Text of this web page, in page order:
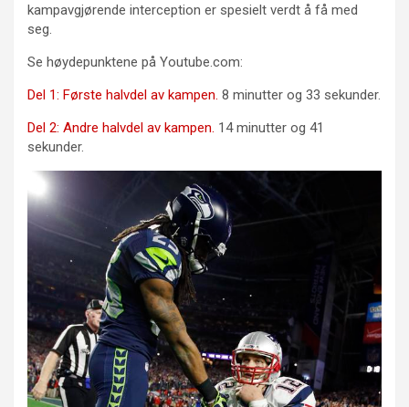
kampavgjørende interception er spesielt verdt å få med
seg.
Se høydepunktene på Youtube.com:
Del 1: Første halvdel av kampen. 8 minutter og 33 sekunder.
Del 2: Andre halvdel av kampen. 14 minutter og 41
sekunder.